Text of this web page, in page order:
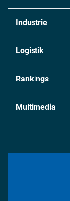
Industrie
Chemie
Metall
Energie
Logistik
Rankings
Multimedia